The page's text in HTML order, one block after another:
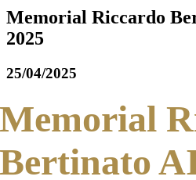
Memorial Riccardo
2025
25/04/2025
Memorial
Bertinato